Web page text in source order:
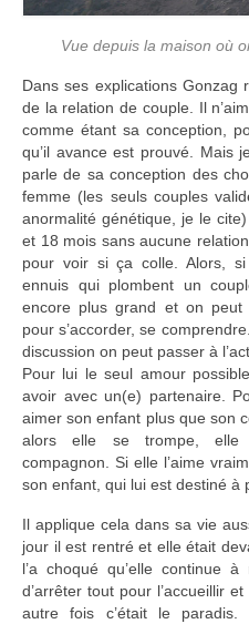
Vue depuis la maison où
Dans ses explications Gonzag
de la relation de couple. Il
comme étant sa conception,
qu’il avance est prouvé. Mais
parle de sa conception des
femme (les seuls couples
anormalité génétique, je le
et 18 mois sans aucune
pour voir si ça colle. Alors,
ennuis qui plombent un
encore plus grand et on peut
pour s’accorder, se
discussion on peut passer à
Pour lui le seul amour
avoir avec un(e) partenaire.
aimer son enfant plus que son
alors elle se trompe, elle
compagnon. Si elle l’aime
son enfant, qui lui est destiné à
Il applique cela dans sa vie
jour il est rentré et elle était
l’a choqué qu’elle continue
d’arrêter tout pour l’accueillir
autre fois c’était le paradis.